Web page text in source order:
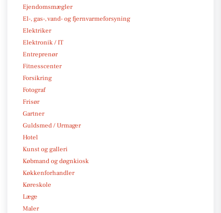
Ejendomsmægler
El-, gas-, vand- og fjernvarmeforsyning
Elektriker
Elektronik / IT
Entreprenør
Fitnesscenter
Forsikring
Fotograf
Frisør
Gartner
Guldsmed / Urmager
Hotel
Kunst og galleri
Købmand og døgnkiosk
Køkkenforhandler
Køreskole
Læge
Maler